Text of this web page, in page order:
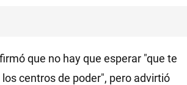
que no hay que esperar "que te
centros de poder", pero advirtió